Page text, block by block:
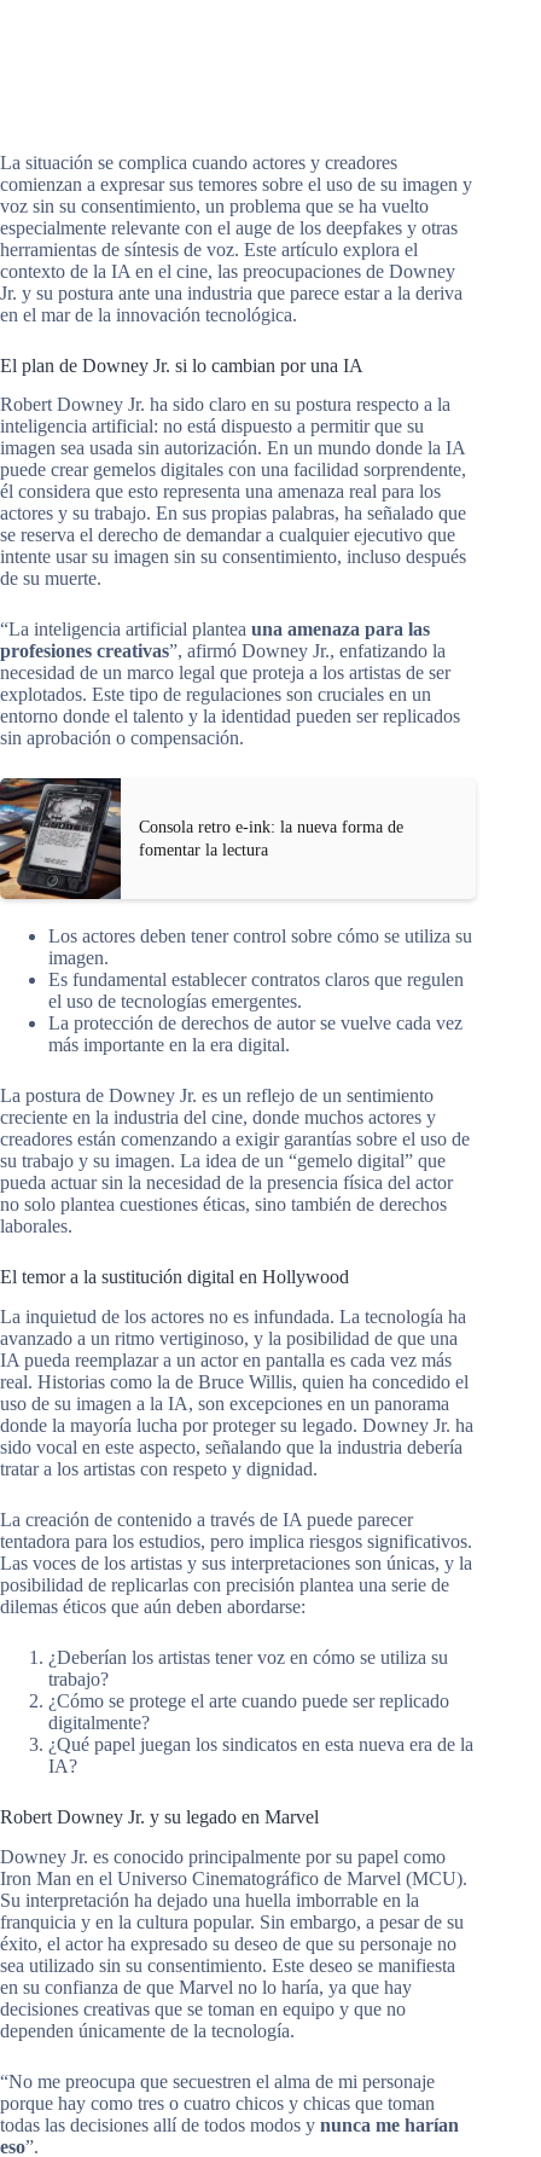
La situación se complica cuando actores y creadores
comienzan a expresar sus temores sobre el uso de su imagen y
voz sin su consentimiento, un problema que se ha vuelto
especialmente relevante con el auge de los deepfakes y otras
herramientas de síntesis de voz. Este artículo explora el
contexto de la IA en el cine, las preocupaciones de Downey
Jr. y su postura ante una industria que parece estar a la deriva
en el mar de la innovación tecnológica.
El plan de Downey Jr. si lo cambian por una IA
Robert Downey Jr. ha sido claro en su postura respecto a la
inteligencia artificial: no está dispuesto a permitir que su
imagen sea usada sin autorización. En un mundo donde la IA
puede crear gemelos digitales con una facilidad sorprendente,
él considera que esto representa una amenaza real para los
actores y su trabajo. En sus propias palabras, ha señalado que
se reserva el derecho de demandar a cualquier ejecutivo que
intente usar su imagen sin su consentimiento, incluso después
de su muerte.
“La inteligencia artificial plantea una amenaza para las
profesiones creativas”, afirmó Downey Jr., enfatizando la
necesidad de un marco legal que proteja a los artistas de ser
explotados. Este tipo de regulaciones son cruciales en un
entorno donde el talento y la identidad pueden ser replicados
sin aprobación o compensación.
Consola retro e-ink: la nueva forma de
fomentar la lectura
Los actores deben tener control sobre cómo se utiliza su
imagen.
Es fundamental establecer contratos claros que regulen
el uso de tecnologías emergentes.
La protección de derechos de autor se vuelve cada vez
más importante en la era digital.
La postura de Downey Jr. es un reflejo de un sentimiento
creciente en la industria del cine, donde muchos actores y
creadores están comenzando a exigir garantías sobre el uso de
su trabajo y su imagen. La idea de un “gemelo digital” que
pueda actuar sin la necesidad de la presencia física del actor
no solo plantea cuestiones éticas, sino también de derechos
laborales.
El temor a la sustitución digital en Hollywood
La inquietud de los actores no es infundada. La tecnología ha
avanzado a un ritmo vertiginoso, y la posibilidad de que una
IA pueda reemplazar a un actor en pantalla es cada vez más
real. Historias como la de Bruce Willis, quien ha concedido el
uso de su imagen a la IA, son excepciones en un panorama
donde la mayoría lucha por proteger su legado. Downey Jr. ha
sido vocal en este aspecto, señalando que la industria debería
tratar a los artistas con respeto y dignidad.
La creación de contenido a través de IA puede parecer
tentadora para los estudios, pero implica riesgos significativos.
Las voces de los artistas y sus interpretaciones son únicas, y la
posibilidad de replicarlas con precisión plantea una serie de
dilemas éticos que aún deben abordarse:
¿Deberían los artistas tener voz en cómo se utiliza su
trabajo?
¿Cómo se protege el arte cuando puede ser replicado
digitalmente?
¿Qué papel juegan los sindicatos en esta nueva era de la
IA?
Robert Downey Jr. y su legado en Marvel
Downey Jr. es conocido principalmente por su papel como
Iron Man en el Universo Cinematográfico de Marvel (MCU).
Su interpretación ha dejado una huella imborrable en la
franquicia y en la cultura popular. Sin embargo, a pesar de su
éxito, el actor ha expresado su deseo de que su personaje no
sea utilizado sin su consentimiento. Este deseo se manifiesta
en su confianza de que Marvel no lo haría, ya que hay
decisiones creativas que se toman en equipo y que no
dependen únicamente de la tecnología.
“No me preocupa que secuestren el alma de mi personaje
porque hay como tres o cuatro chicos y chicas que toman
todas las decisiones allí de todos modos y nunca me harían
eso”.